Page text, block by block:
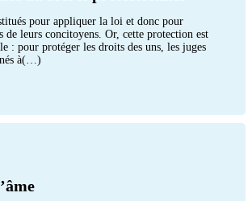
pour appliquer la loi et donc pour
de leurs concitoyens. Or, cette protection est
: pour protéger les droits des uns, les juges
à(…)